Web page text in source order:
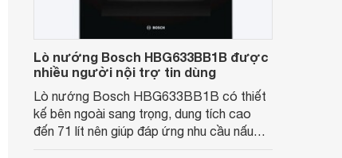
Lò nướng Bosch HBG633BB1B được
nhiều người nội trợ tin dùng
Lò nướng Bosch HBG633BB1B có thiết
kế bên ngoài sang trọng, dung tích cao
đến 71 lít nên giúp đáp ứng nhu cầu nấu